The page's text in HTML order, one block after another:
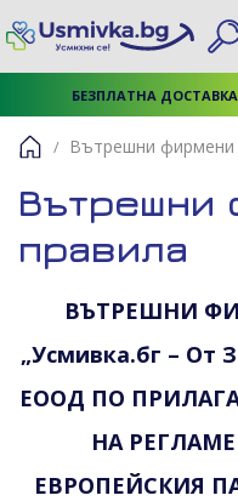
БЕЗПЛАТНА ДОСТАВКА
Вътрешни фирмени
Вътрешни
правила
ВЪТРЕШНИ
„Усмивка.бг – От
ЕООД ПО
НА
ЕВРОПЕЙСКИЯ